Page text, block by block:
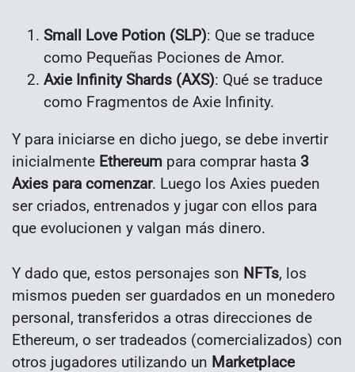
Small Love Potion (SLP): Que se traduce
como Pequeñas Pociones de Amor.
Axie Infinity Shards (AXS): Qué se traduce
como Fragmentos de Axie Infinity.
Y para iniciarse en dicho juego, se debe invertir
inicialmente Ethereum para comprar hasta 3
Axies para comenzar. Luego los Axies pueden
ser criados, entrenados y jugar con ellos para
que evolucionen y valgan más dinero.
Y dado que, estos personajes son NFTs, los
mismos pueden ser guardados en un monedero
personal, transferidos a otras direcciones de
Ethereum, o ser tradeados (comercializados) con
otros jugadores utilizando un Marketplace